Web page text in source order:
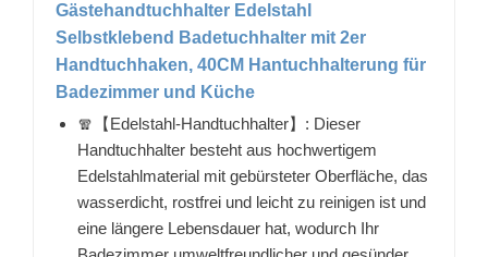
Gästehandtuchhalter Edelstahl
Selbstklebend Badetuchhalter mit 2er
Handtuchhaken, 40CM Hantuchhalterung für
Badezimmer und Küche
🧣【Edelstahl-Handtuchhalter】: Dieser
Handtuchhalter besteht aus hochwertigem
Edelstahlmaterial mit gebürsteter Oberfläche, das
wasserdicht, rostfrei und leicht zu reinigen ist und
eine längere Lebensdauer hat, wodurch Ihr